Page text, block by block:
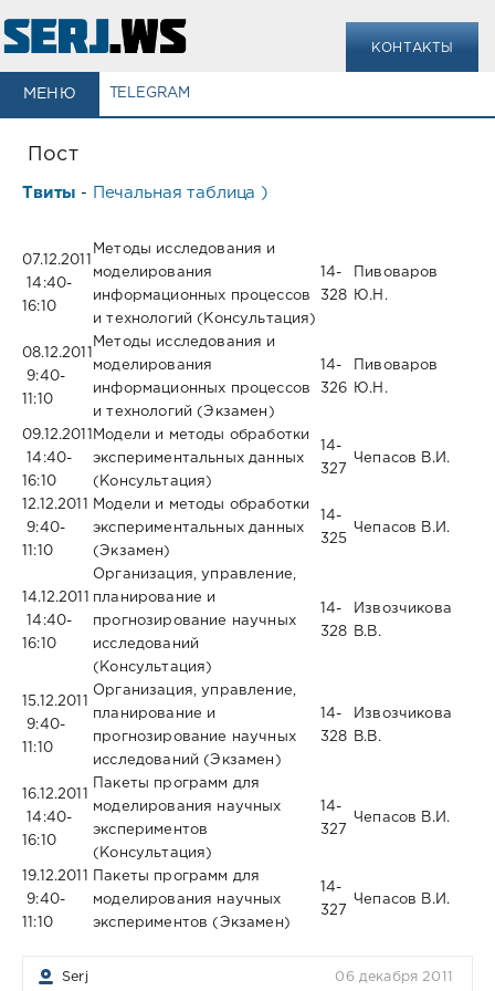
КОНТАКТЫ
МЕНЮ TELEGRAM
Пост
Твиты - Печальная таблица )
07.12.2011
14:40-
16:10
Методы исследования и
моделирования
информационных процессов
и технологий (Консультация)
14-
328
Пивоваров
Ю.Н.
08.12.2011
9:40-
11:10
Методы исследования и
моделирования
информационных процессов
и технологий (Экзамен)
14-
326
Пивоваров
Ю.Н.
09.12.2011
14:40-
16:10
Модели и методы обработки
экспериментальных данных
(Консультация)
14-
327
Чепасов В.И.
12.12.2011
9:40-
11:10
Модели и методы обработки
экспериментальных данных
(Экзамен)
14-
325
Чепасов В.И.
14.12.2011
14:40-
16:10
Организация, управление,
планирование и
прогнозирование научных
исследований
(Консультация)
14-
328
Извозчикова
В.В.
15.12.2011
9:40-
11:10
Организация, управление,
планирование и
прогнозирование научных
исследований (Экзамен)
14-
328
Извозчикова
В.В.
16.12.2011
14:40-
16:10
Пакеты программ для
моделирования научных
экспериментов
(Консультация)
14-
327
Чепасов В.И.
19.12.2011
9:40-
11:10
Пакеты программ для
моделирования научных
экспериментов (Экзамен)
14-
327
Чепасов В.И.
Serj 06 декабря 2011